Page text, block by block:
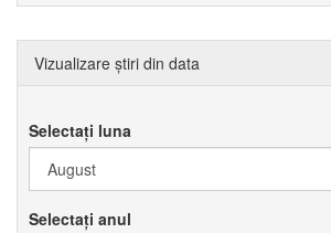
Vizualizare știri din data
Selectați luna
Selectați anul